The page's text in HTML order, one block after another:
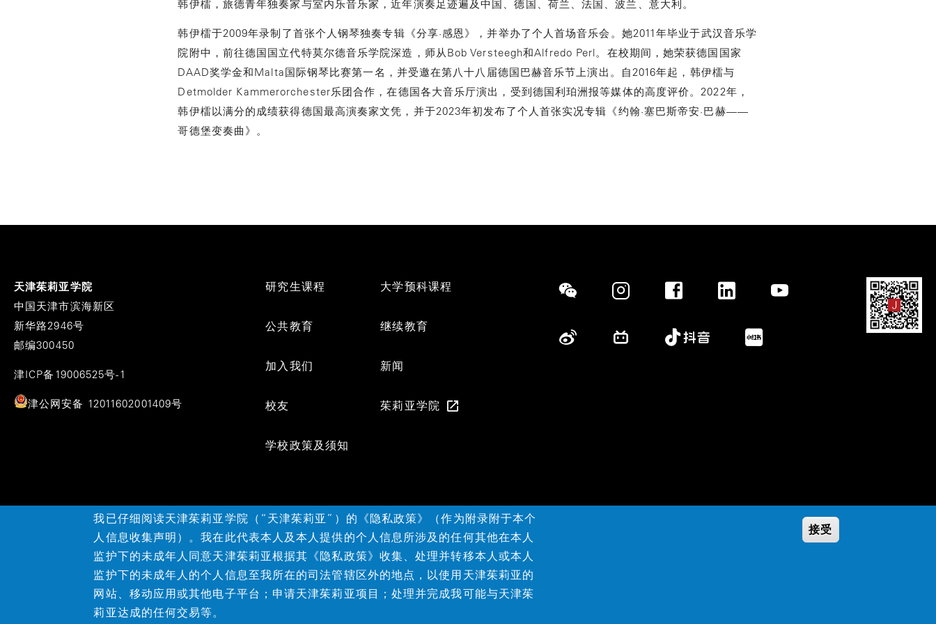
韩伊檑，旅德⻘年独奏家与室内乐音乐家，近年演奏足迹遍及中国、德国、荷兰、法国、波兰、意大利。
韩伊檑于2009年录制了首张个人钢琴独奏专辑《分享·感恩》，并举办了个人首场音乐会。她2011年毕业于武汉音乐学
院附中，前往德国国立代特莫尔德音乐学院深造，师从Bob Versteegh和Alfredo Perl。在校期间，她荣获德国国家
DAAD奖学金和Malta国际钢琴比赛第一名，并受邀在第八十八届德国巴赫音乐节上演出。自2016年起，韩伊檑与
Detmolder Kammerorchester乐团合作，在德国各大音乐厅演出，受到德国利珀洲报等媒体的高度评价。2022年，
韩伊檑以满分的成绩获得德国最高演奏家文凭，并于2023年初发布了个人首张实况专辑《约翰·塞巴斯帝安·巴赫——
哥德堡变奏曲》。
天津茱莉亚学院
中国天津市滨海新区
新华路2946号
邮编300450
津ICP备19006525号-1
津公网安备 12011602001409号
Footer
研究生课程 大学预科课程
公共教育 继续教育
加入我们 新闻
校友 茱莉亚学院
学校政策及须知
Social
©2026天津茱莉亚学院
我已仔细阅读天津茱莉亚学院（“天津茱莉亚”）的《隐私政策》（作为附录附于本个
人信息收集声明）。我在此代表本人及本人提供的个人信息所涉及的任何其他在本人
监护下的未成年人同意天津茱莉亚根据其《隐私政策》收集、处理并转移本人或本人
监护下的未成年人的个人信息至我所在的司法管辖区外的地点，以使用天津茱莉亚的
网站、移动应用或其他电子平台；申请天津茱莉亚项目；处理并完成我可能与天津茱
莉亚达成的任何交易等。
接受